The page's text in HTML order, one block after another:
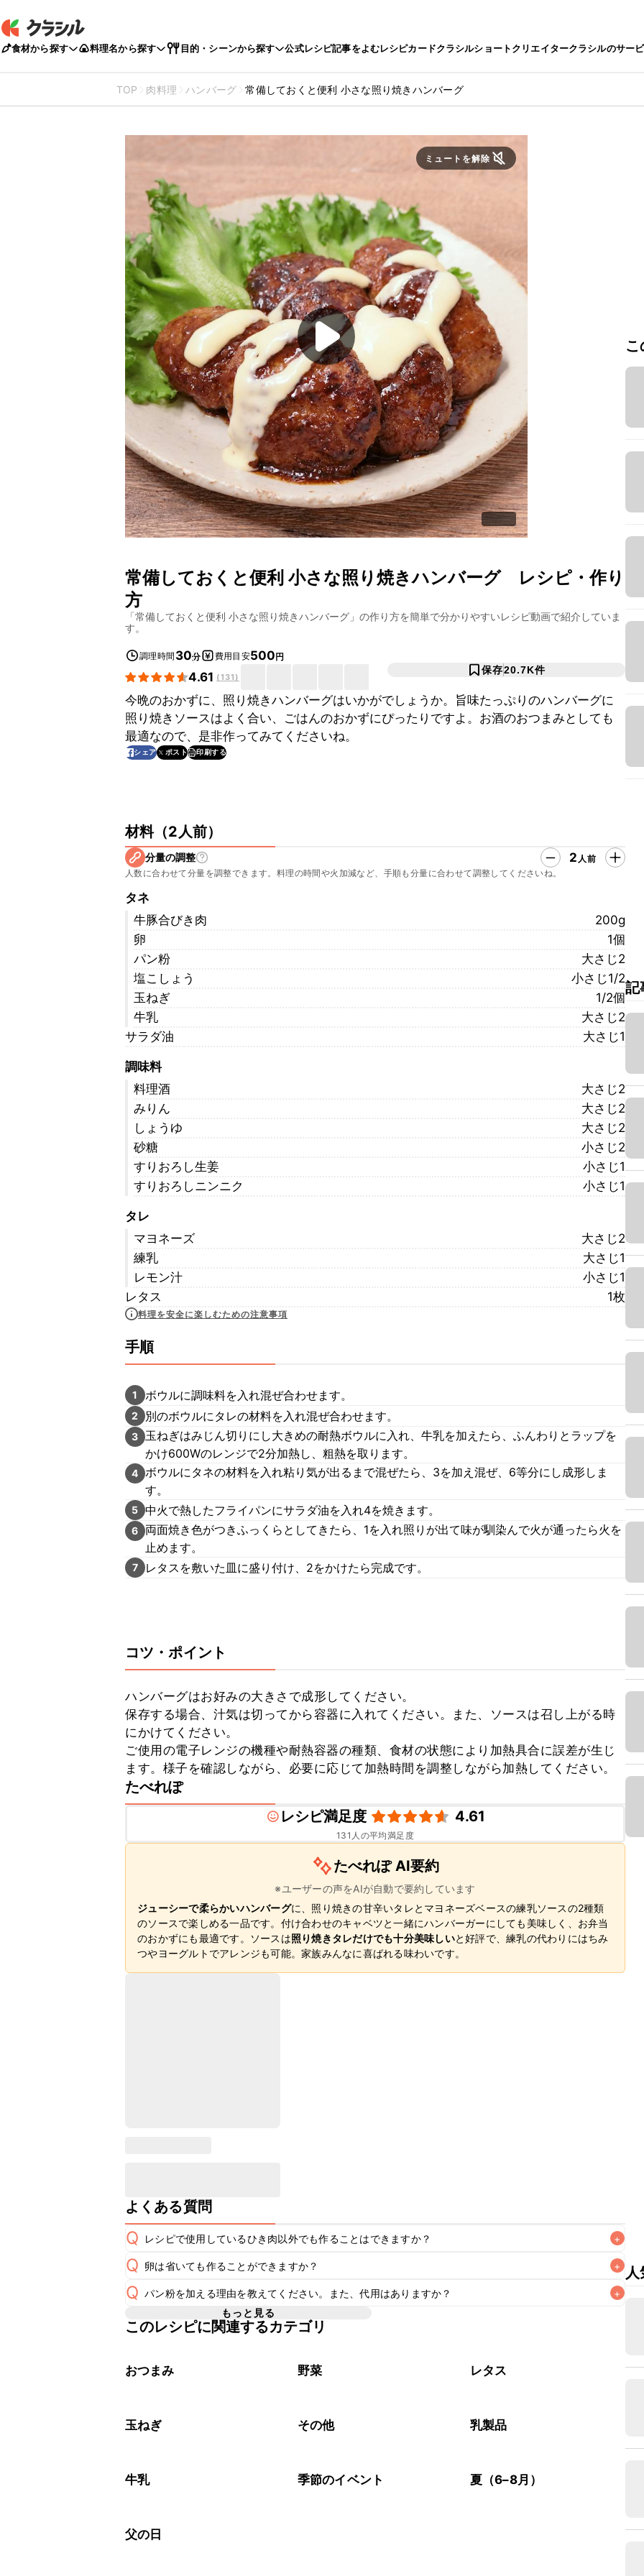
食材から探す 料理名から探す 目的・シーンから探す 公式レシピ記事をよむレシピカードクラシルショートクリエイタークラシルのサー
TOP 肉料理 ハンバーグ 常備しておくと便利 小さな照り焼きハンバーグ
ミュートを解除
常備しておくと便利 小さな照り焼きハンバーグレシピ・作り
方
「常備しておくと便利 小さな照り焼きハンバーグ 」の作り方を簡単で分かりやすいレシピ動画で紹介していま
す。
調理時間 30分 費用目安500円
4.61 (131)
保存20.7K件
今晩のおかずに、照り焼きハンバーグはいかがでしょうか。旨味たっぷりのハンバーグに
照り焼きソースはよく合い、ごはんのおかずにぴったりですよ。お酒のおつまみとしても
最適なので、是非作ってみてくださいね。
シェア ポスト 印刷する
材料（2人前）
分量の調整 2 人前
人数に合わせて分量を調整できます。料理の時間や火加減など、手順も分量に合わせて調整してくださいね。
タネ
牛豚合びき肉
200g
卵
1個
パン粉
大さじ2
塩こしょう
小さじ1/2
玉ねぎ
1/2個
牛乳
大さじ2
サラダ油
大さじ1
調味料
料理酒
大さじ2
みりん
大さじ2
しょうゆ
大さじ2
砂糖
小さじ2
すりおろし生姜
小さじ1
すりおろしニンニク
小さじ1
タレ
マヨネーズ
大さじ2
練乳
大さじ1
レモン汁
小さじ1
レタス
1枚
料理を安全に楽しむための注意事項
手順
1 ボウルに調味料を入れ混ぜ合わせます。
2 別のボウルにタレの材料を入れ混ぜ合わせます。
3
玉ねぎはみじん切りにし大きめの耐熱ボウルに入れ、牛乳を加えたら、ふんわりとラップを
かけ600Wのレンジで2分加熱し、粗熱を取ります。
4 ボウルにタネの材料を入れ粘り気が出るまで混ぜたら、3を加え混ぜ、6等分にし成形しま
す。
5 中火で熱したフライパンにサラダ油を入れ4を焼きます。
6
両面焼き色がつきふっくらとしてきたら、1を入れ照りが出て味が馴染んで火が通ったら火を
止めます。
7 レタスを敷いた皿に盛り付け、2をかけたら完成です。
コツ・ポイント
ハンバーグはお好みの大きさで成形してください。
保存する場合、汁気は切ってから容器に入れてください。また、ソースは召し上がる時
にかけてください。
ご使用の電子レンジの機種や耐熱容器の種類、食材の状態により加熱具合に誤差が生じ
ます。様子を確認しながら、必要に応じて加熱時間を調整しながら加熱してください。
たべれぽ
レシピ満足度
4.61
131 人の平均満足度
たべれぽ AI要約
※ユーザーの声をAIが自動で要約しています
ジューシーで柔らかいハンバーグに、照り焼きの甘辛いタレとマヨネーズベースの練乳ソースの2種類
のソースで楽しめる一品です。付け合わせのキャベツと一緒にハンバーガーにしても美味しく、お弁当
のおかずにも最適です。ソースは照り焼きタレだけでも十分美味しいと好評で、練乳の代わりにはちみ
つやヨーグルトでアレンジも可能。家族みんなに喜ばれる味わいです。
よくある質問
Q レシピで使用しているひき肉以外でも作ることはできますか？ +
A
Q 卵は省いても作ることができますか？ +
A 食感は変わりますが、卵は省いてもお作りいただけます。卵を加えることでコクが出てふんわりと
Q パン粉を加える理由を教えてください。また、代用はありますか？ +
A
パン粉は肉だねの固さを調節し、加熱した際に肉汁を閉じ込めてジューシーに仕上げる役割があり
もっと見る
このレシピに関連するカテゴリ
おつまみ 野菜 レタス
玉ねぎ その他 乳製品
牛乳 季節のイベント 夏（6–8月）
父の日
記